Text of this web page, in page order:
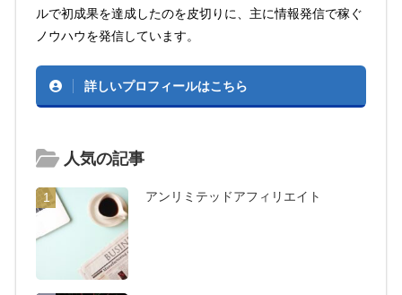
ルで初成果を達成したのを皮切りに、主に情報発信で稼ぐ
ノウハウを発信しています。
詳しいプロフィールはこちら
人気の記事
1 アンリミテッドアフィリエイト